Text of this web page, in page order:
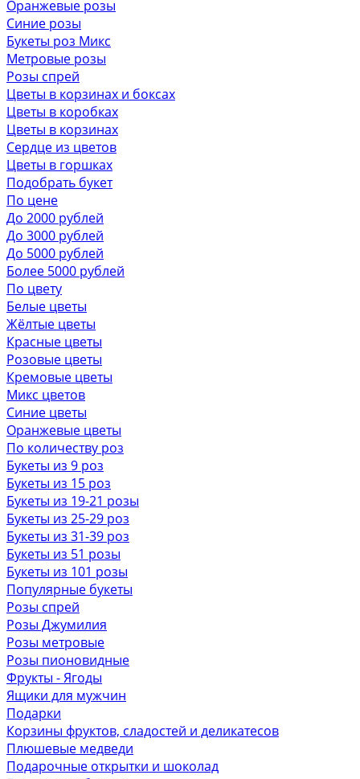
Оранжевые розы
Синие розы
Букеты роз Микс
Метровые розы
Розы спрей
Цветы в корзинах и боксах
Цветы в коробках
Цветы в корзинах
Сердце из цветов
Цветы в горшках
Подобрать букет
По цене
До 2000 рублей
До 3000 рублей
До 5000 рублей
Более 5000 рублей
По цвету
Белые цветы
Жёлтые цветы
Красные цветы
Розовые цветы
Кремовые цветы
Микс цветов
Синие цветы
Оранжевые цветы
По количеству роз
Букеты из 9 роз
Букеты из 15 роз
Букеты из 19-21 розы
Букеты из 25-29 роз
Букеты из 31-39 роз
Букеты из 51 розы
Букеты из 101 розы
Популярные букеты
Розы спрей
Розы Джумилия
Розы метровые
Розы пионовидные
Фрукты - Ягоды
Ящики для мужчин
Подарки
Корзины фруктов, сладостей и деликатесов
Плюшевые медведи
Подарочные открытки и шоколад